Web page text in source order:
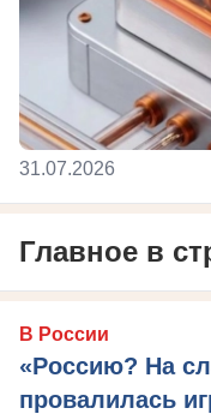
31.07.2026
Главное в
В России
«Россию? На
провалилась